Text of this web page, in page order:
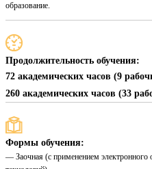
образование.
Продолжительность обучения:
72 академических часов (9
260 академических часов (33
Формы обучения:
— Заочная (с применением электронного